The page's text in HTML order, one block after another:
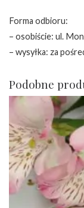
Forma odbioru:
– osobiście: ul.
– wysyłka: za
Podobne